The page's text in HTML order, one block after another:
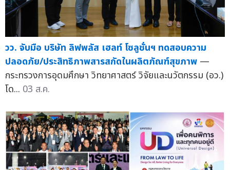
วว. จับมือ บริษัท ลิฟพลัส เฮลท์ โซลูชั่นฯ ทดสอบความ
ปลอดภัย/ประสิทธิภาพสารสกัดในผลิตภัณฑ์สุขภาพ —
กระทรวงการอุดมศึกษา วิทยาศาสตร์ วิจัยและนวัตกรรม (อว.)
โด... 03 ส.ค.